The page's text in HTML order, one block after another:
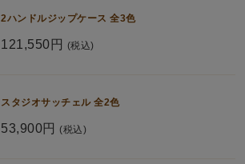
2ハンドルジップケース 全3色
121,550円 (税込)
スタジオサッチェル 全2色
53,900円 (税込)